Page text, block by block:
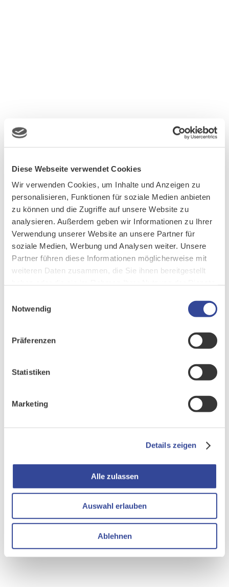
Diese Webseite verwendet Cookies
Wir verwenden Cookies, um Inhalte und Anzeigen zu
personalisieren, Funktionen für soziale Medien anbieten
zu können und die Zugriffe auf unsere Website zu
analysieren. Außerdem geben wir Informationen zu Ihrer
Verwendung unserer Website an unsere Partner für
soziale Medien, Werbung und Analysen weiter. Unsere
Partner führen diese Informationen möglicherweise mit
weiteren Daten zusammen, die Sie ihnen bereitgestellt
Notwendig
Präferenzen
Statistiken
Marketing
Details zeigen
Alle zulassen
Auswahl erlauben
Ablehnen